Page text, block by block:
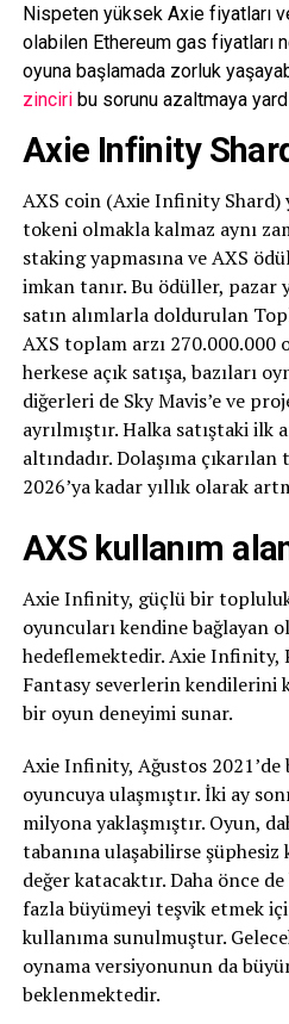
Nispeten yüksek Axie fiyatları
olabilen Ethereum gas fiyatları
oyuna başlamada zorluk
zinciribu sorunu azaltmaya
Axie Infinity
AXS coin (Axie Infinity Shard)
tokeni olmakla kalmaz aynı
staking yapmasına ve AXS
imkan tanır. Bu ödüller,
satın alımlarla doldurulan
AXS toplam arzı 270.000.000
herkese açık satışa, bazıları
diğerleri de Sky Mavis’e ve
ayrılmıştır. Halka satıştaki ilk
altındadır. Dolaşıma çıkarılan
2026’ya kadar yıllık olarak
AXS kullanım
Axie Infinity, güçlü bir
oyuncuları kendine bağlayan
hedeflemektedir. Axie Infinity,
Fantasy severlerin kendilerini
bir oyun deneyimi sunar.
Axie Infinity, Ağustos
oyuncuya ulaşmıştır. İki ay
milyona yaklaşmıştır. Oyun,
tabanına ulaşabilirse şüphesiz
değer katacaktır. Daha önce
fazla büyümeyi teşvik etmek
kullanıma sunulmuştur.
oynama versiyonunun da
beklenmektedir.